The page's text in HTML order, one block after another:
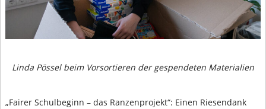
Linda Pössel beim Vorsortieren der gespendeten Materialien
„Fairer Schulbeginn – das Ranzenprojekt“: Einen Riesendank